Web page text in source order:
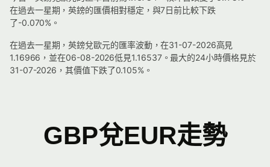
在過去一星期，英鎊的匯價相對穩定，與7日前比較下跌
了-0.070%。
在過去一星期，英鎊兌歐元的匯率波動，在31-07-2026高見
1.16966，並在06-08-2026低見1.16537。最大的24小時價格見於
31-07-2026，其價值下跌了0.105%。
GBP兌EUR走勢